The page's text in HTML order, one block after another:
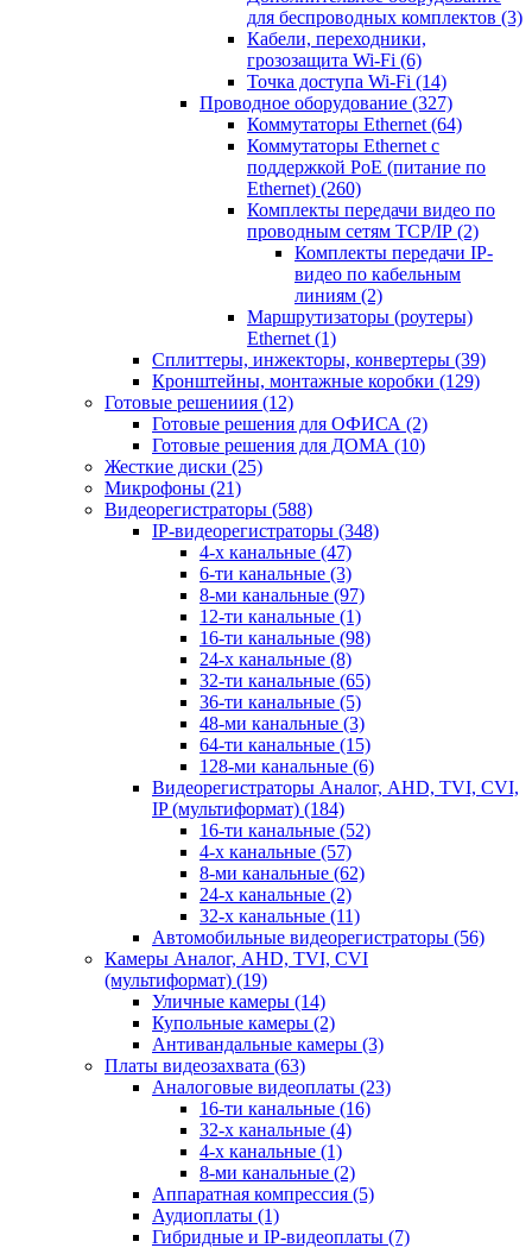
для беспроводных комплектов (3)
Кабели, переходники,
грозозащита Wi-Fi (6)
Точка доступа Wi-Fi (14)
Проводное оборудование (327)
Коммутаторы Ethernet (64)
Коммутаторы Ethernet с
поддержкой PoE (питание по
Ethernet) (260)
Комплекты передачи видео по
проводным сетям TCP/IP (2)
Комплекты передачи IP-
видео по кабельным
линиям (2)
Маршрутизаторы (роутеры)
Ethernet (1)
Сплиттеры, инжекторы, конвертеры (39)
Кронштейны, монтажные коробки (129)
Готовые решениия (12)
Готовые решения для ОФИСА (2)
Готовые решения для ДОМА (10)
Жесткие диски (25)
Микрофоны (21)
Видеорегистраторы (588)
IP-видеорегистраторы (348)
4-х канальные (47)
6-ти канальные (3)
8-ми канальные (97)
12-ти канальные (1)
16-ти канальные (98)
24-х канальные (8)
32-ти канальные (65)
36-ти канальные (5)
48-ми канальные (3)
64-ти канальные (15)
128-ми канальные (6)
Видеорегистраторы Аналог, AHD, TVI, CVI,
IP (мультиформат) (184)
16-ти канальные (52)
4-х канальные (57)
8-ми канальные (62)
24-х канальные (2)
32-х канальные (11)
Автомобильные видеорегистраторы (56)
Камеры Аналог, AHD, TVI, CVI
(мультиформат) (19)
Уличные камеры (14)
Купольные камеры (2)
Антивандальные камеры (3)
Платы видеозахвата (63)
Аналоговые видеоплаты (23)
16-ти канальные (16)
32-х канальные (4)
4-х канальные (1)
8-ми канальные (2)
Аппаратная компрессия (5)
Аудиоплаты (1)
Гибридные и IP-видеоплаты (7)